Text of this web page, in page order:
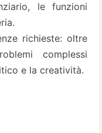
le funzioni
richieste: oltre
complessi
e la creatività.